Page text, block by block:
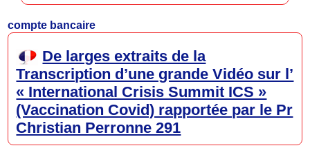
compte bancaire
De larges extraits de la
Transcription d’une grande Vidéo sur l’
« International Crisis Summit ICS »
(Vaccination Covid) rapportée par le Pr
Christian Perronne 291